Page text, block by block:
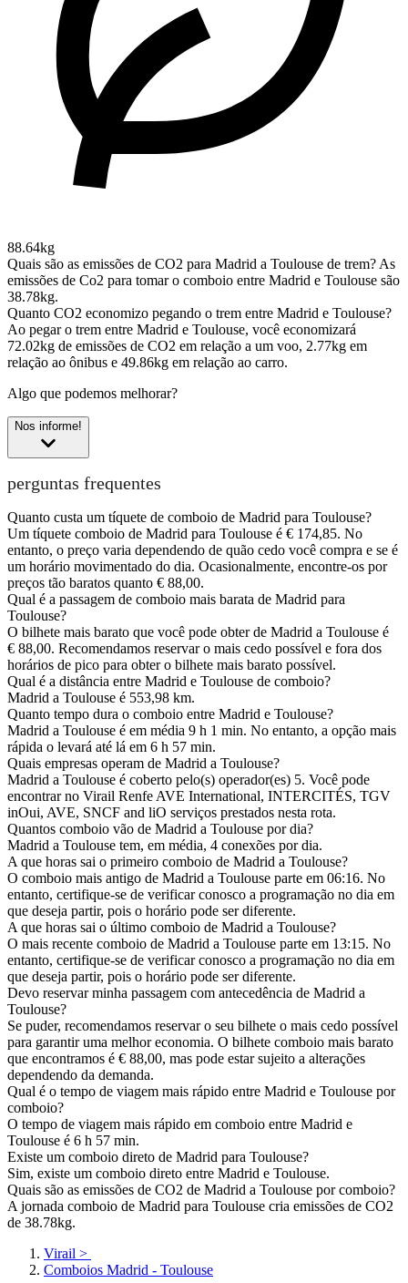
88.64kg
Quais são as emissões de CO2 para Madrid a Toulouse de trem? As
emissões de Co2 para tomar o comboio entre Madrid e Toulouse são
38.78kg.
Quanto CO2 economizo pegando o trem entre Madrid e Toulouse?
Ao pegar o trem entre Madrid e Toulouse, você economizará
72.02kg de emissões de CO2 em relação a um voo, 2.77kg em
relação ao ônibus e 49.86kg em relação ao carro.
Algo que podemos melhorar?
Nos informe!
perguntas frequentes
Quanto custa um tíquete de comboio de Madrid para Toulouse?
Um tíquete comboio de Madrid para Toulouse é € 174,85. No
entanto, o preço varia dependendo de quão cedo você compra e se é
um horário movimentado do dia. Ocasionalmente, encontre-os por
preços tão baratos quanto € 88,00.
Qual é a passagem de comboio mais barata de Madrid para
Toulouse?
O bilhete mais barato que você pode obter de Madrid a Toulouse é
€ 88,00. Recomendamos reservar o mais cedo possível e fora dos
horários de pico para obter o bilhete mais barato possível.
Qual é a distância entre Madrid e Toulouse de comboio?
Madrid a Toulouse é 553,98 km.
Quanto tempo dura o comboio entre Madrid e Toulouse?
Madrid a Toulouse é em média 9 h 1 min. No entanto, a opção mais
rápida o levará até lá em 6 h 57 min.
Quais empresas operam de Madrid a Toulouse?
Madrid a Toulouse é coberto pelo(s) operador(es) 5. Você pode
encontrar no Virail Renfe AVE International, INTERCITÉS, TGV
inOui, AVE, SNCF and liO serviços prestados nesta rota.
Quantos comboio vão de Madrid a Toulouse por dia?
Madrid a Toulouse tem, em média, 4 conexões por dia.
A que horas sai o primeiro comboio de Madrid a Toulouse?
O comboio mais antigo de Madrid a Toulouse parte em 06:16. No
entanto, certifique-se de verificar conosco a programação no dia em
que deseja partir, pois o horário pode ser diferente.
A que horas sai o último comboio de Madrid a Toulouse?
O mais recente comboio de Madrid a Toulouse parte em 13:15. No
entanto, certifique-se de verificar conosco a programação no dia em
que deseja partir, pois o horário pode ser diferente.
Devo reservar minha passagem com antecedência de Madrid a
Toulouse?
Se puder, recomendamos reservar o seu bilhete o mais cedo possível
para garantir uma melhor economia. O bilhete comboio mais barato
que encontramos é € 88,00, mas pode estar sujeito a alterações
dependendo da demanda.
Qual é o tempo de viagem mais rápido entre Madrid e Toulouse por
comboio?
O tempo de viagem mais rápido em comboio entre Madrid e
Toulouse é 6 h 57 min.
Existe um comboio direto de Madrid para Toulouse?
Sim, existe um comboio direto entre Madrid e Toulouse.
Quais são as emissões de CO2 de Madrid a Toulouse por comboio?
A jornada comboio de Madrid para Toulouse cria emissões de CO2
de 38.78kg.
Virail >
Comboios Madrid - Toulouse